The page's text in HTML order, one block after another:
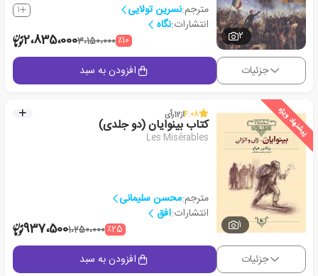
2
مترجم:نسرین تولایی 1
انتشارات:نگاه
٪103،150،0002،835،000
جزئیات افزودن به سبد
پیشنهاد ویژه
1
4.08از12رأی
کتاب بینوایان (دو جلدی)
Les Misérables
مترجم:محسن سلیمانی
انتشارات:افق
٪251،250،000937،500
جزئیات افزودن به سبد